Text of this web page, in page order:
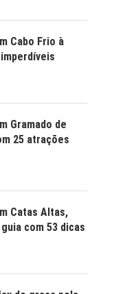
Cabo Frio à
Gramado de
25 atrações
Catas Altas,
com 53 dicas